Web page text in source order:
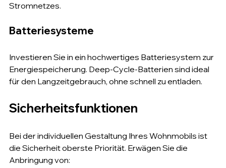
Stromnetzes.
Batteriesysteme
Investieren Sie in ein hochwertiges Batteriesystem zur
Energiespeicherung. Deep-Cycle-Batterien sind ideal
für den Langzeitgebrauch, ohne schnell zu entladen.
Sicherheitsfunktionen
Bei der individuellen Gestaltung Ihres Wohnmobils ist
die Sicherheit oberste Priorität. Erwägen Sie die
Anbringung von: